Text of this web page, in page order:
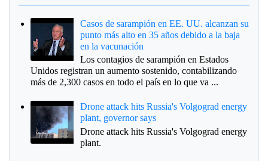
Casos de sarampión en EE. UU. alcanzan su
punto más alto en 35 años debido a la baja
en la vacunación
Los contagios de sarampión en Estados
Unidos registran un aumento sostenido, contabilizando
más de 2,300 casos en todo el país en lo que va ...
Drone attack hits Russia's Volgograd energy
plant, governor says
Drone attack hits Russia's Volgograd energy
plant.